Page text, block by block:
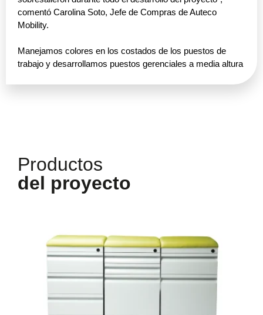
comentó Carolina Soto, Jefe de Compras de Auteco
Mobility.
Manejamos colores en los costados de los puestos de
trabajo y desarrollamos puestos gerenciales a media altura
Productos
del proyecto